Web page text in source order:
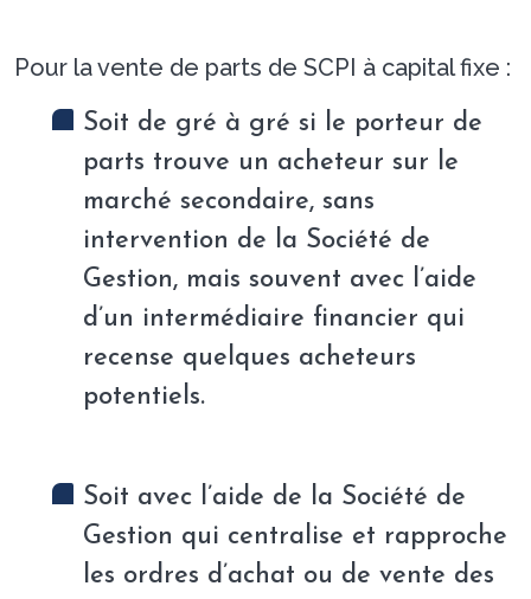
Pour la vente de parts de SCPI à capital fixe :
Soit de gré à gré si le porteur de
parts trouve un acheteur sur le
marché secondaire, sans
intervention de la Société de
Gestion, mais souvent avec l’aide
d’un intermédiaire financier qui
recense quelques acheteurs
potentiels.
Soit avec l’aide de la Société de
Gestion qui centralise et rapproche
les ordres d’achat ou de vente des